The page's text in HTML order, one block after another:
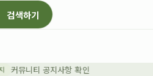
검색하기
커뮤니티 공지사항 확인